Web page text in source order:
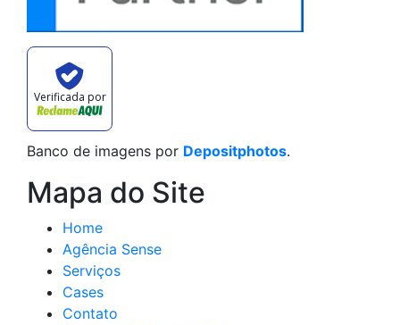
Verificada por
Banco de imagens por Depositphotos.
Mapa do Site
Home
Agência Sense
Serviços
Cases
Contato